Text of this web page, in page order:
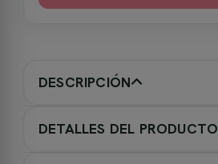
DESCRIPCIÓN
DETALLES DEL PRODUCTO